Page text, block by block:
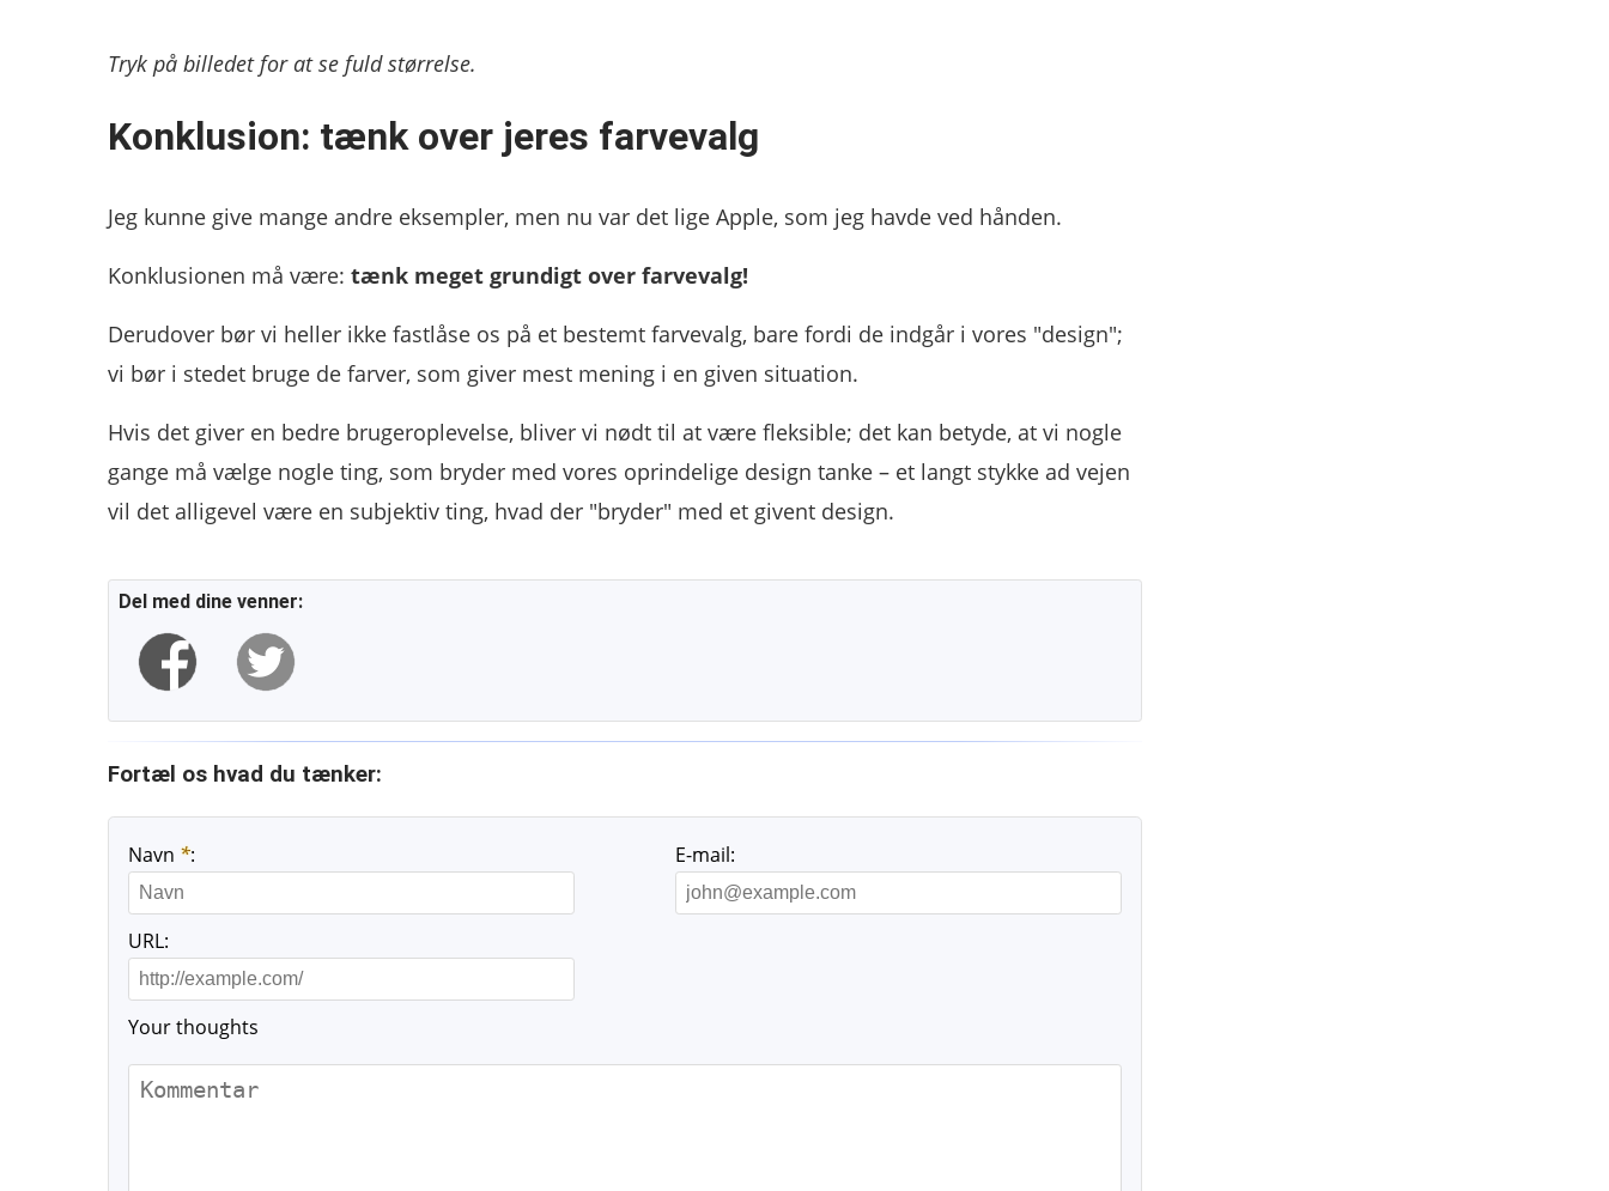
Tryk på billedet for at se fuld størrelse.
Konklusion: tænk over jeres farvevalg
Jeg kunne give mange andre eksempler, men nu var det lige Apple, som jeg havde ved hånden.
Konklusionen må være: tænk meget grundigt over farvevalg!
Derudover bør vi heller ikke fastlåse os på et bestemt farvevalg, bare fordi de indgår i vores "design";
vi bør i stedet bruge de farver, som giver mest mening i en given situation.
Hvis det giver en bedre brugeroplevelse, bliver vi nødt til at være fleksible; det kan betyde, at vi nogle
gange må vælge nogle ting, som bryder med vores oprindelige design tanke – et langt stykke ad vejen
vil det alligevel være en subjektiv ting, hvad der "bryder" med et givent design.
Del med dine venner:
Fortæl os hvad du tænker:
Navn *: E-mail:
URL:
Your thoughts